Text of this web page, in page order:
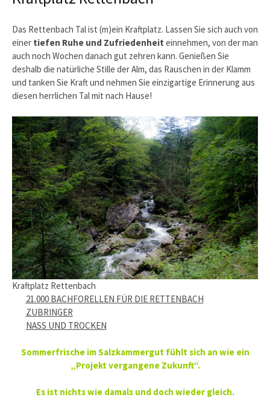
Das Rettenbach Tal ist (m)ein Kraftplatz. Lassen Sie sich auch von
einer tiefen Ruhe und Zufriedenheit einnehmen, von der man
auch noch Wochen danach gut zehren kann. Genießen Sie
deshalb die natürliche Stille der Alm, das Rauschen in der Klamm
und tanken Sie Kraft und nehmen Sie einzigartige Erinnerung aus
diesen herrlichen Tal mit nach Hause!
Kraftplatz Rettenbach
21.000 BACHFORELLEN FÜR DIE RETTENBACH
ZUBRINGER
NASS UND TROCKEN
Sommerfrische im Salzkammergut fühlt sich an wie ein
„Projekt vergangene Zukunft“.
Es ist nichts wie damals und doch wieder gleich.